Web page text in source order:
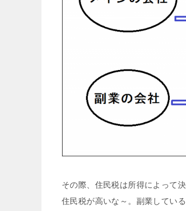
その際、住民税は所得によって
住民税が高いな～。副業してい